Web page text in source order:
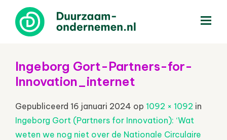
Ingeborg Gort-Partners-for-
Innovation_internet
Gepubliceerd 16 januari 2024 op 1092 × 1092 in
Ingeborg Gort (Partners for Innovation): ‘Wat
weten we nog niet over de Nationale Circulaire